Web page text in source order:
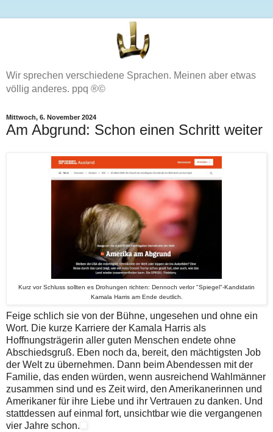
Wir sprechen verschiedene Sprachen. Meinen aber etwas
völlig anderes. ppq ®©
Mittwoch, 6. November 2024
Am Abgrund: Schon einen Schritt weiter
Kurz vor Schluss sollten es Drohungen richten: Dennoch verlor "Spiegel"-Kandidatin
Kamala Harris am Ende deutlich.
Feige schlich sie von der Bühne, ungesehen und ohne ein
Wort. Die kurze Karriere der Kamala Harris als
Hoffnungsträgerin aller guten Menschen endete ohne
Abschiedsgruß. Eben noch da, bereit, den mächtigsten Job
der Welt zu übernehmen. Dann beim Abendessen mit der
Familie, das enden würden, wenn ausreichend Wahlmänner
zusammen sind und es Zeit wird, den Amerikanerinnen und
Amerikaner für ihre Liebe und ihr Vertrauen zu danken. Und
stattdessen auf einmal fort, unsichtbar wie die vergangenen
vier Jahre schon.